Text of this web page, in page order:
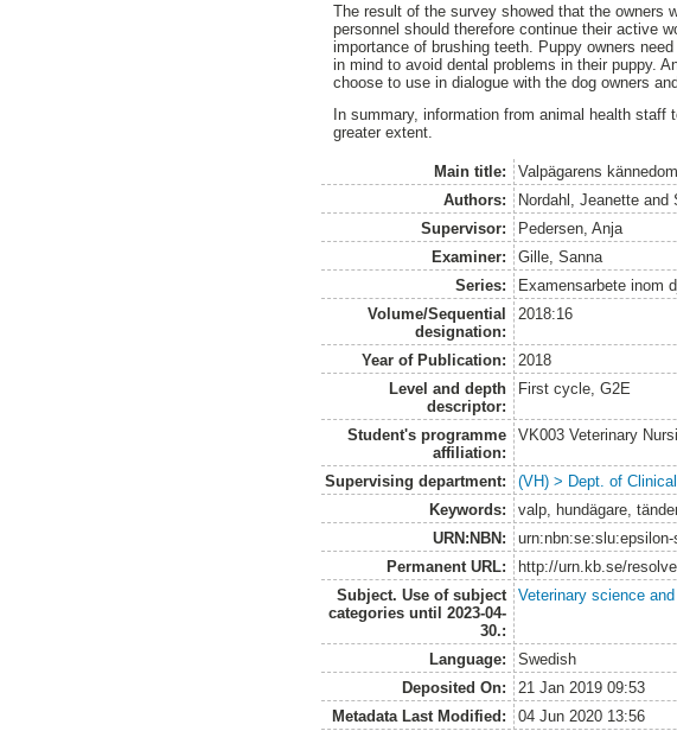
The result of the survey showed that the owners
personnel should therefore continue their active
importance of brushing teeth. Puppy owners
in mind to avoid dental problems in their puppy.
choose to use in dialogue with the dog owners
In summary, information from animal health
greater extent.
Main title:
Valpägarens
Authors:
Nordahl, Jeanetteand
Supervisor:
Pedersen, Anja
Examiner:
Gille, Sanna
Series:
Examensarbete inom
Volume/Sequential
designation:
2018:16
Year of Publication:
2018
Level and depth
descriptor:
First cycle, G2E
Student's programme
affiliation:
VK003 Veterinary
Supervising department:
(VH) > Dept. of
Keywords:
valp, hundägare,
URN:NBN:
urn:nbn:se:slu:epsilon-
Permanent URL:
http://urn.kb.se/
Subject. Use of subject
categories until 2023-04-
30.:
Veterinary science
Language:
Swedish
Deposited On:
21 Jan 2019 09:53
Metadata Last Modified:
04 Jun 2020 13:56